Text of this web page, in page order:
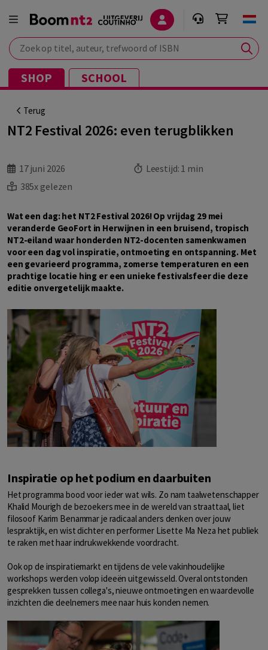
Zoek op titel, auteur, trefwoord of ISBN
SHOP SCHOOL
Terug
NT2 Festival 2026: even terugblikken
17 juni 2026 Leestijd: 1 min
385x gelezen
Wat een dag: het NT2 Festival 2026! Op vrijdag 29 mei
veranderde GeoFort in Herwijnen in een bruisend, tropisch
NT2-eiland waar honderden NT2-docenten samenkwamen
voor een dag vol inspiratie, ontmoeting en ontspanning. Met
een gevarieerd programma, zomerse temperaturen en een
prachtige locatie hing er een unieke festivalsfeer die deze
editie onvergetelijk maakte.
Inspiratie op het podium en daarbuiten
Het programma bood voor ieder wat wils. Zo nam taalwetenschapper
Khalid Mourigh de bezoekers mee in de wereld van straattaal, liet
filosoof Karim Benammar je radicaal anders denken over jouw
lespraktijk, en wist dichter en performer Lisette Ma Neza het publiek
te raken met haar indrukwekkende voordracht.
Ook op de inspiratiemarkt en tijdens de vele vakinhoudelijke
workshops werden volop ideeën uitgewisseld. Overal ontstonden
gesprekken tussen collega's, nieuwe ontmoetingen en waardevolle
inzichten die deelnemers mee naar huis konden nemen.